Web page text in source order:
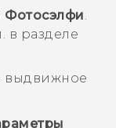
Фотосэлфи.
в разделе
выдвижное